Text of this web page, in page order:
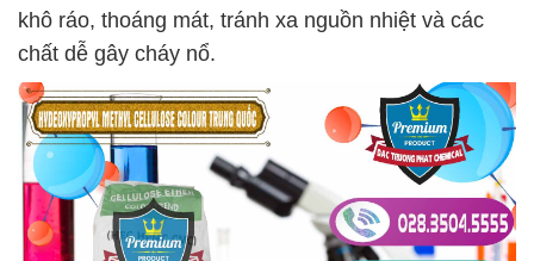
khô ráo, thoáng mát, tránh xa nguồn nhiệt và các
chất dễ gây cháy nổ.